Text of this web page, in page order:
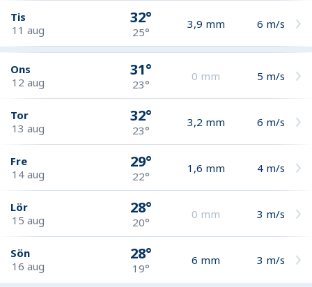
Tis
11 aug
32°
25°
3,9 mm 6 m/s
Ons
12 aug
31°
23°
0 mm 5 m/s
Tor
13 aug
32°
23°
3,2 mm 6 m/s
Fre
14 aug
29°
22°
1,6 mm 4 m/s
Lör
15 aug
28°
20°
0 mm 3 m/s
Sön
16 aug
28°
19°
6 mm 3 m/s